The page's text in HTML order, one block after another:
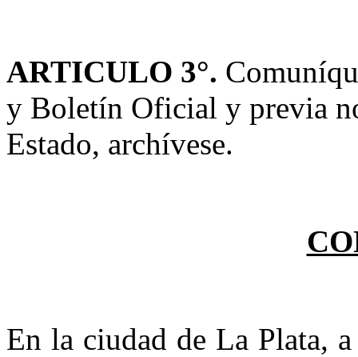
ARTICULO 3°.
y Boletín Oficial y previa
Estado, archívese.
En la ciudad de La Plata,